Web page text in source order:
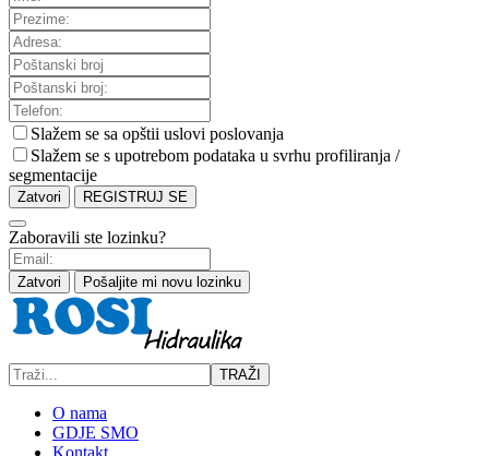
Slažem se sa opštii uslovi poslovanja
Slažem se s upotrebom podataka u svrhu profiliranja /
segmentacije
Zatvori REGISTRUJ SE
Zaboravili ste lozinku?
Zatvori Pošaljite mi novu lozinku
TRAŽI
O nama
GDJE SMO
Kontakt